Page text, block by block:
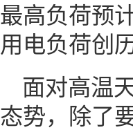
最高负荷预
用电负荷创
面对高温
态势，除了